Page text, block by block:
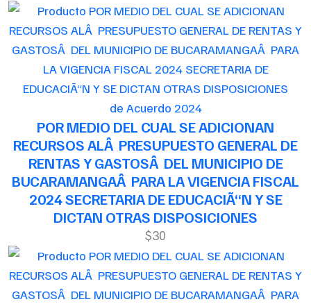
de Acuerdo 2024
POR MEDIO DEL CUAL SE ADICIONAN
RECURSOS ALÂ PRESUPUESTO GENERAL DE
RENTAS Y GASTOSÂ DEL MUNICIPIO DE
BUCARAMANGAÂ PARA LA VIGENCIA FISCAL
2024 SECRETARIA DE EDUCACIÃ“N Y SE
DICTAN OTRAS DISPOSICIONES
$30